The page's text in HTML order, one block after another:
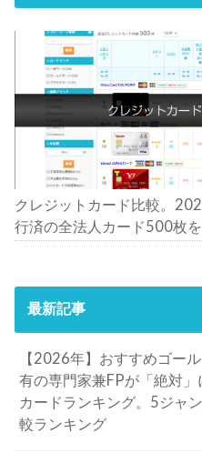
クレジットカード比較。
行済の全法人カード500枚
最新記事
【2026年】おすすめゴー
有の専門家兼FPが「絶対
カードランキング。5ジャ
較ランキング